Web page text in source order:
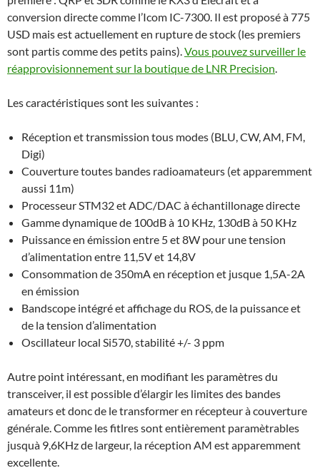
conversion directe comme l’Icom IC-7300. Il est proposé à 775
USD mais est actuellement en rupture de stock (les premiers
sont partis comme des petits pains).Vous pouvez surveiller le
réapprovisionnement sur la boutique de LNR Precision.
Les caractéristiques sont les suivantes :
Réception et transmission tous modes (BLU, CW, AM, FM,
Digi)
Couverture toutes bandes radioamateurs (et apparemment
aussi 11m)
Processeur STM32 et ADC/DAC à échantillonage directe
Gamme dynamique de 100dB à 10 KHz, 130dB à 50 KHz
Puissance en émission entre 5 et 8W pour une tension
d’alimentation entre 11,5V et 14,8V
Consommation de 350mA en réception et jusque 1,5A-2A
en émission
Bandscope intégré et affichage du ROS, de la puissance et
de la tension d’alimentation
Oscillateur local Si570, stabilité +/- 3 ppm
Autre point intéressant, en modifiant les paramètres du
transceiver, il est possible d’élargir les limites des bandes
amateurs et donc de le transformer en récepteur à couverture
générale. Comme les fitlres sont entièrement paramètrables
jusquà 9,6KHz de largeur, la réception AM est apparemment
excellente.